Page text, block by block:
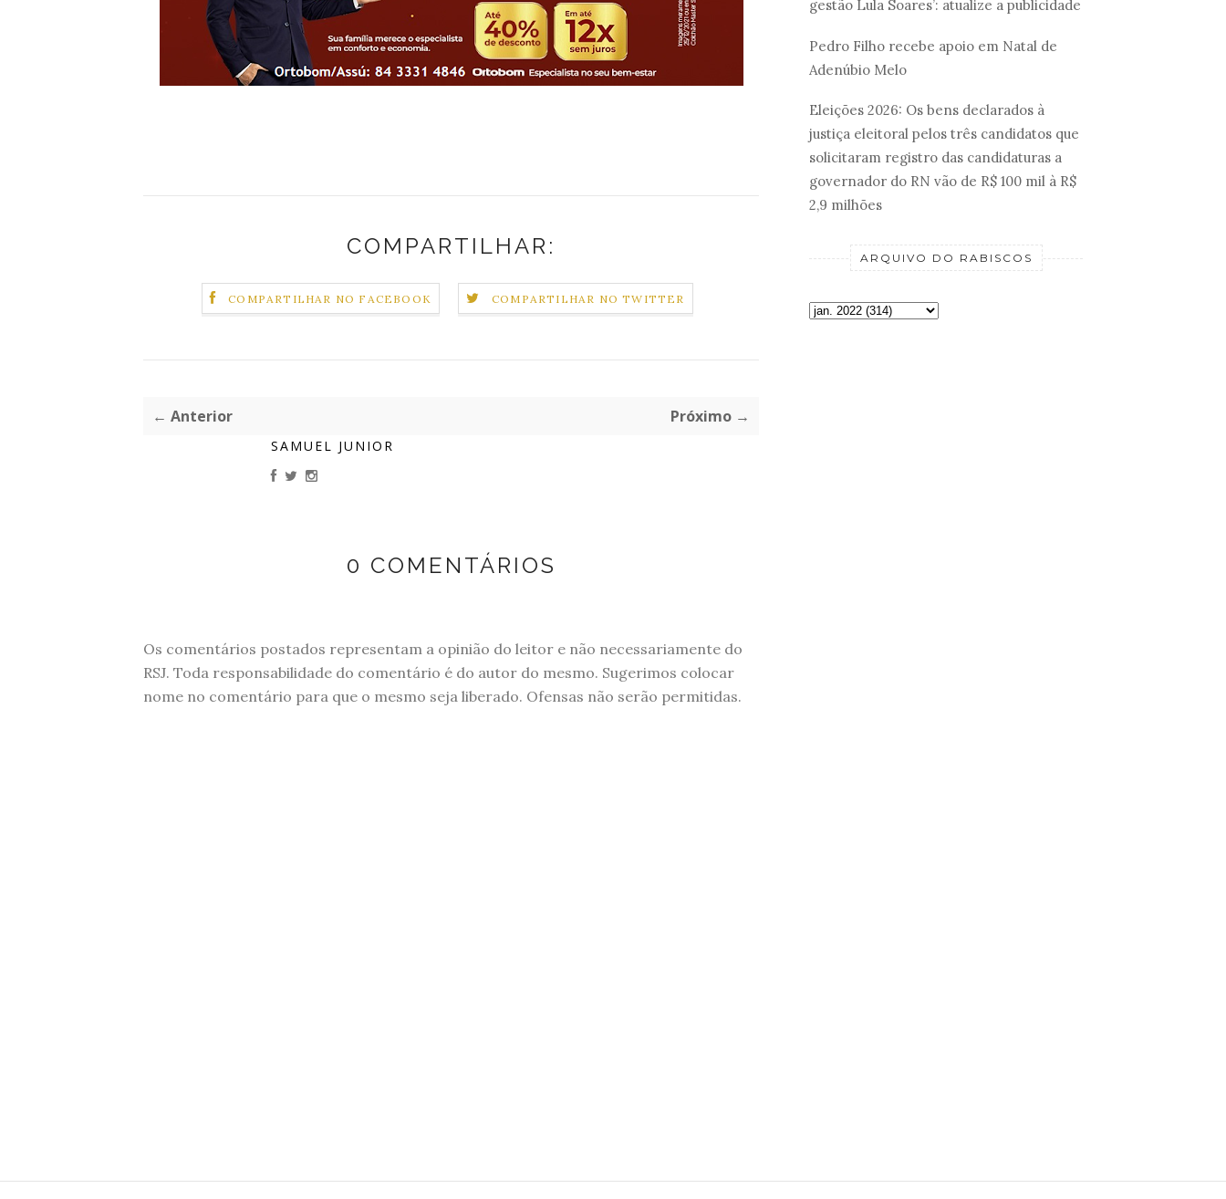
COMPARTILHAR:
COMPARTILHAR NO FACEBOOK COMPARTILHAR NO TWITTER
← Anterior Próximo →
SAMUEL JUNIOR
0 COMENTÁRIOS
Os comentários postados representam a opinião do leitor e não necessariamente do
RSJ. Toda responsabilidade do comentário é do autor do mesmo. Sugerimos colocar
nome no comentário para que o mesmo seja liberado. Ofensas não serão permitidas.
gestão Lula Soares’: atualize a publicidade
Pedro Filho recebe apoio em Natal de
Adenúbio Melo
Eleições 2026: Os bens declarados à
justiça eleitoral pelos três candidatos que
solicitaram registro das candidaturas a
governador do RN vão de R$ 100 mil à R$
2,9 milhões
ARQUIVO DO RABISCOS